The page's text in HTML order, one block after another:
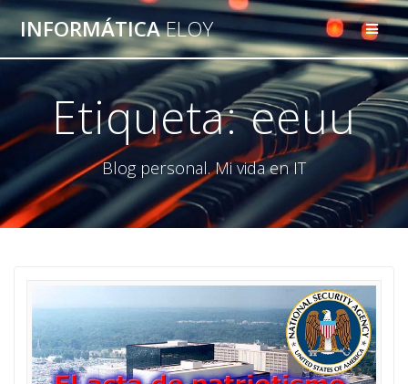
Saltar
al
contenido
INFORMÁTICAELOY
Etiqueta:eeuu
Blog personal. Mi vida en IT